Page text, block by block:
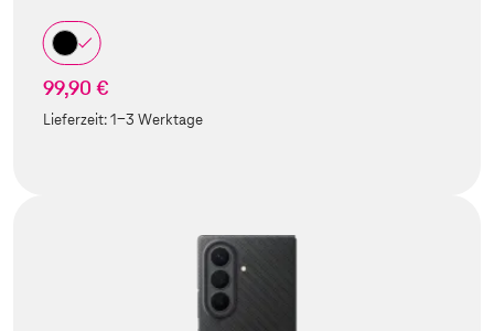
99,90 €
Lieferzeit:1-3 Werktage